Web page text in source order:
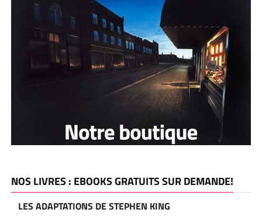
NOS LIVRES : EBOOKS GRATUITS SUR DEMANDE!
LES ADAPTATIONS DE STEPHEN KING